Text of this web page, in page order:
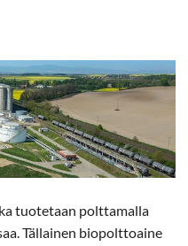
tuotetaan polttamalla
Tällainen biopolttoaine